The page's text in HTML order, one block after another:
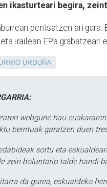
ikasturteari begira,
pentsatzen ari gara.
irailean EPa grabatzeari
URDUÑA
webgune hau
berrituak garatzen duen
sortu eta
zein boluntario talde handi
da gurea, eskualdeko